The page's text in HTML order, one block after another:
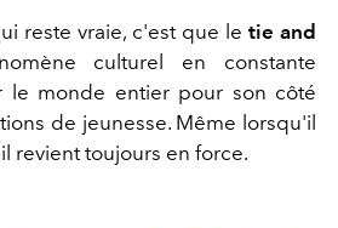
reste vraie, c'est que le tie and
culturel en constante
le monde entier pour son côté
de jeunesse. Même lorsqu'il
revient toujours en force.